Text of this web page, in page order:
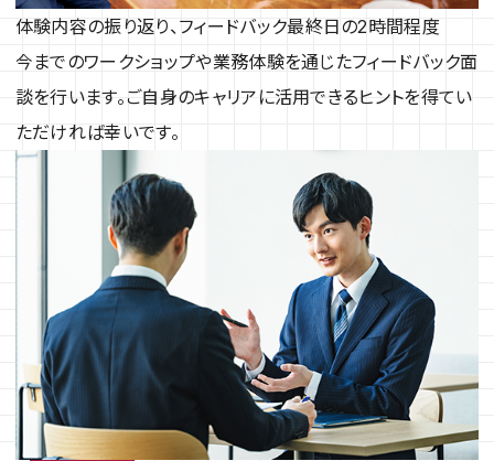
体験内容の振り返り、フィードバック最終日の2時間程度
今までのワークショップや業務体験を通じたフィードバック面
談を行います。ご自身のキャリアに活用できるヒントを得てい
ただければ幸いです。